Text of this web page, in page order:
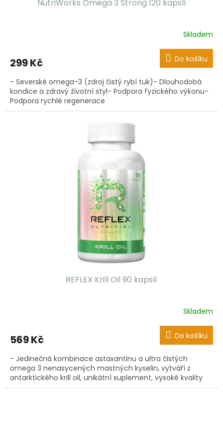
NutriWorks Omega 3 Strong 120 kapslí
Skladem
299 Kč Do košíku
- Severské omega-3 (zdroj čistý rybí tuk)- Dlouhodobá
kondice a zdravý životní styl- Podpora fyzického výkonu-
Podpora rychlé regenerace
REFLEX Krill Oil 90 kapslí
Skladem
569 Kč Do košíku
- Jedinečná kombinace astaxantinu a ultra čistých
omega 3 nenasycených mastných kyselin, vytváří z
antarktického krill oil, unikátní suplement, vysoké kvality